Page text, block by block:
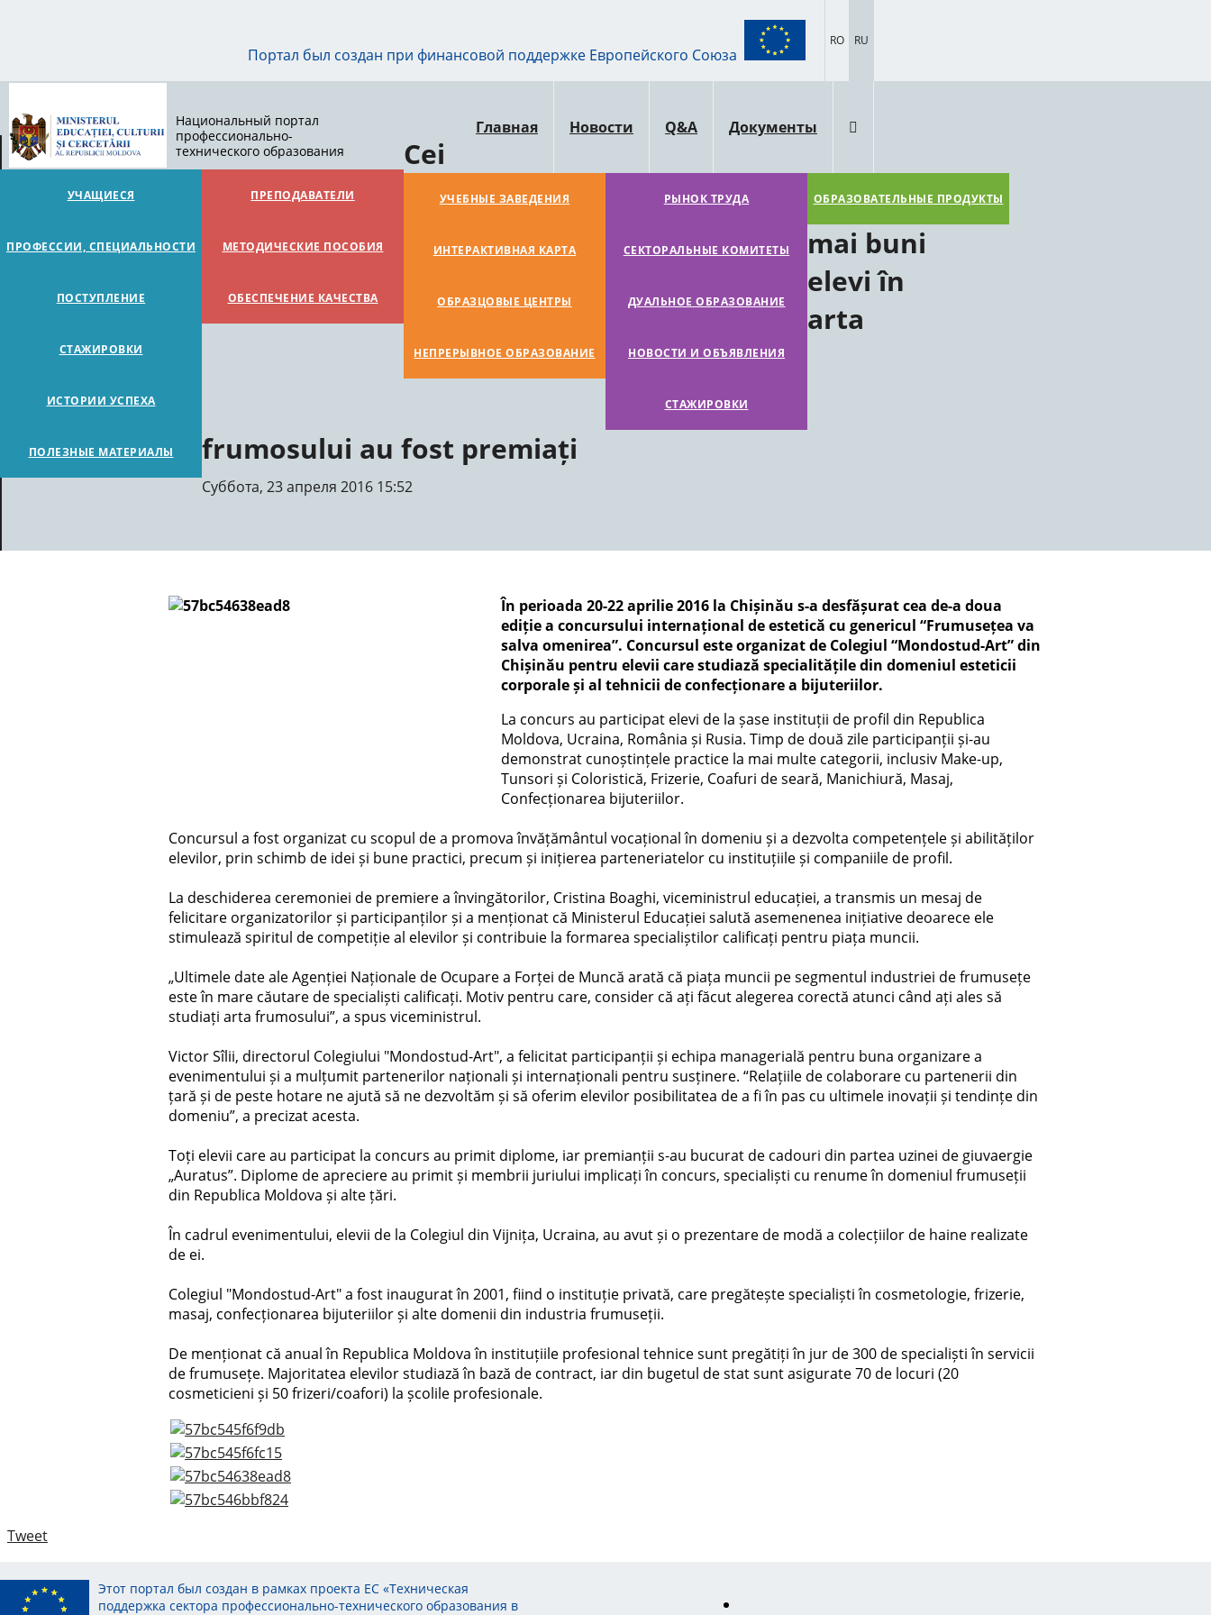
Портал был создан при финансовой поддержке Европейского Союза
RO RU
Национальный портал
профессионально-
технического образования
Главная Новости Q&A Документы
УЧАЩИЕСЯ
ПРОФЕССИИ, СПЕЦИАЛЬНОСТИ
ПОСТУПЛЕНИЕ
СТАЖИРОВКИ
ИСТОРИИ УСПЕХА
ПОЛЕЗНЫЕ МАТЕРИАЛЫ
ПРЕПОДАВАТЕЛИ
МЕТОДИЧЕСКИЕ ПОСОБИЯ
ОБЕСПЕЧЕНИЕ КАЧЕСТВА
УЧЕБНЫЕ ЗАВЕДЕНИЯ
ИНТЕРАКТИВНАЯ КАРТА
ОБРАЗЦОВЫЕ ЦЕНТРЫ
НЕПРЕРЫВНОЕ ОБРАЗОВАНИЕ
РЫНОК ТРУДА
СЕКТОРАЛЬНЫЕ КОМИТЕТЫ
ДУАЛЬНОЕ ОБРАЗОВАНИЕ
НОВОСТИ И ОБЪЯВЛЕНИЯ
СТАЖИРОВКИ
ОБРАЗОВАТЕЛЬНЫЕ ПРОДУКТЫ
Cei
mai buni
elevi în
arta
frumosului au fost premiați
Суббота, 23 апреля 2016 15:52
În perioada 20-22 aprilie 2016 la Chișinău s-a desfășurat cea de-a doua
ediție a concursului internațional de estetică cu genericul “Frumusețea va
salva omenirea”. Concursul este organizat de Colegiul “Mondostud-Art” din
Chișinău pentru elevii care studiază specialitățile din domeniul esteticii
corporale și al tehnicii de confecționare a bijuteriilor.
La concurs au participat elevi de la șase instituții de profil din Republica
Moldova, Ucraina, România și Rusia. Timp de două zile participanții și-au
demonstrat cunoștințele practice la mai multe categorii, inclusiv Make-up,
Tunsori și Coloristică, Frizerie, Coafuri de seară, Manichiură, Masaj,
Confecționarea bijuteriilor.
Concursul a fost organizat cu scopul de a promova învățământul vocațional în domeniu și a dezvolta competențele și abilităților
elevilor, prin schimb de idei și bune practici, precum și inițierea parteneriatelor cu instituțiile și companiile de profil.
La deschiderea ceremoniei de premiere a învingătorilor, Cristina Boaghi, viceministrul educației, a transmis un mesaj de
felicitare organizatorilor și participanților și a menționat că Ministerul Educației salută asemenenea inițiative deoarece ele
stimulează spiritul de competiție al elevilor și contribuie la formarea specialiștilor calificați pentru piața muncii.
„Ultimele date ale Agenției Naționale de Ocupare a Forței de Muncă arată că piața muncii pe segmentul industriei de frumusețe
este în mare căutare de specialiști calificați. Motiv pentru care, consider că ați făcut alegerea corectă atunci când ați ales să
studiați arta frumosului”, a spus viceministrul.
Victor Sîlii, directorul Colegiului "Mondostud-Art", a felicitat participanții și echipa managerială pentru buna organizare a
evenimentului și a mulțumit partenerilor naționali și internaționali pentru susținere. “Relațiile de colaborare cu partenerii din
țară și de peste hotare ne ajută să ne dezvoltăm și să oferim elevilor posibilitatea de a fi în pas cu ultimele inovații și tendințe din
domeniu”, a precizat acesta.
Toți elevii care au participat la concurs au primit diplome, iar premianții s-au bucurat de cadouri din partea uzinei de giuvaergie
„Auratus”. Diplome de apreciere au primit și membrii juriului implicați în concurs, specialiști cu renume în domeniul frumuseții
din Republica Moldova și alte țări.
În cadrul evenimentului, elevii de la Colegiul din Vijnița, Ucraina, au avut și o prezentare de modă a colecțiilor de haine realizate
de ei.
Colegiul "Mondostud-Art" a fost inaugurat în 2001, fiind o instituție privată, care pregătește specialiști în cosmetologie, frizerie,
masaj, confecționarea bijuteriilor și alte domenii din industria frumuseții.
De menționat că anual în Republica Moldova în instituțiile profesional tehnice sunt pregătiți în jur de 300 de specialiști în servicii
de frumusețe. Majoritatea elevilor studiază în bază de contract, iar din bugetul de stat sunt asigurate 70 de locuri (20
cosmeticieni și 50 frizeri/coafori) la școlile profesionale.
Tweet
Этот портал был создан в рамках проекта ЕС «Техническая
поддержка сектора профессионально-технического образования в